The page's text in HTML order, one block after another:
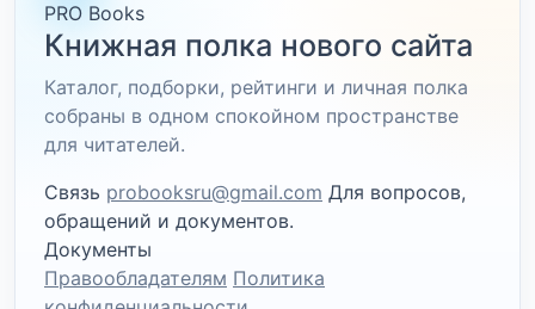
PRO Books
Книжная полка нового сайта
Каталог, подборки, рейтинги и личная полка
собраны в одном спокойном пространстве
для читателей.
Связь probooksru@gmail.com Для вопросов,
обращений и документов.
Документы
Правообладателям Политика